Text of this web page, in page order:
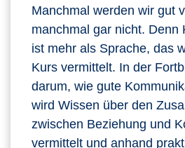
Manchmal werden wir gut
manchmal gar nicht. Denn
ist mehr als Sprache, das
Kurs vermittelt. In der
darum, wie gute
wird Wissen über den
zwischen Beziehung und
vermittelt und anhand